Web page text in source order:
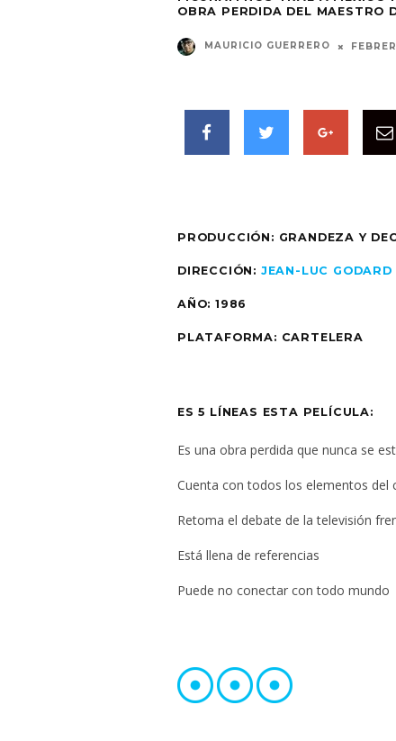
OBRA PERDIDA DEL MAESTRO
MAURICIO GUERRERO
PRODUCCIÓN: GRANDEZA Y
DIRECCIÓN: JEAN-LUC GODARD
AÑO: 1986
PLATAFORMA: CARTELERA
ES 5 LÍNEAS ESTA PELÍCULA:
Es una obra perdida que nunca se
Cuenta con todos los elementos del
Retoma el debate de la televisión
Está llena de referencias
Puede no conectar con todo mundo